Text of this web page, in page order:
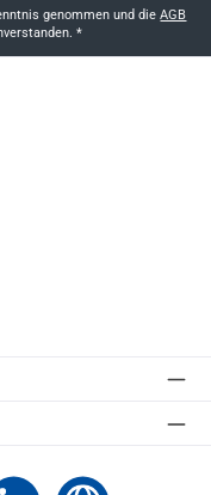
genommen und dieAGB
*